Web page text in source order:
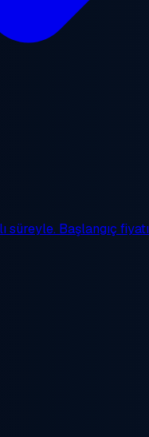
süreyle. Başlangıç fiyatı